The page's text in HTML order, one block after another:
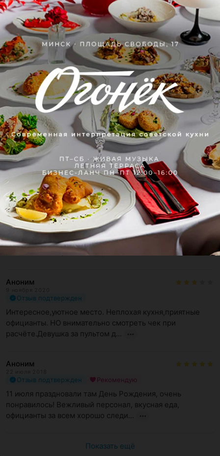
Отзывы 19
Станислав
16 марта 2022
Отзыв подтвержден
Были в обеденное время, все очень понравилось, обед
приносят быстро, все горячее (что важно), порции
большие и по приемл...
Аноним
Отзыв подтвержден
Интересное,уютное место. Неплохая кухня,приятные
официанты. НО внимательно смотреть чек при
расчёте.Девушка за пультом д...
Аноним
Отзыв подтвержден Рекомендую
11 июля праздновали там День Рождения, очень
понравилось! Вежливый персонал, вкусная еда,
официанты за всем хорошо следи...
Показать ещё